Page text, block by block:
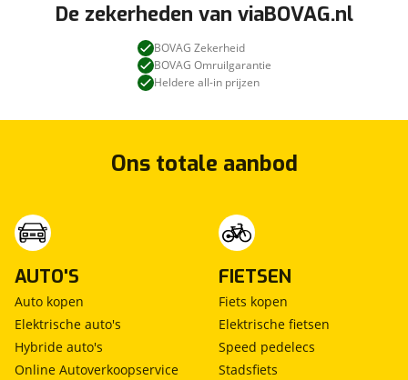
De zekerheden van viaBOVAG.nl
BOVAG Zekerheid
BOVAG Omruilgarantie
Heldere all-in prijzen
Ons totale aanbod
AUTO'S
Auto kopen
Elektrische auto's
Hybride auto's
Online Autoverkoopservice
FIETSEN
Fiets kopen
Elektrische fietsen
Speed pedelecs
Stadsfiets